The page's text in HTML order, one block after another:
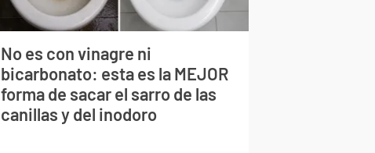
No es con vinagre ni
bicarbonato: esta es la MEJOR
forma de sacar el sarro de las
canillas y del inodoro